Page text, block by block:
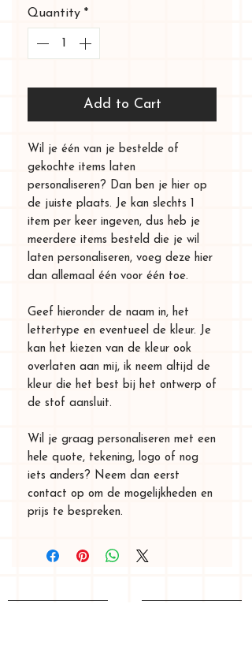
Quantity *
Add to Cart
Wil je één van je bestelde of
gekochte items laten
personaliseren? Dan ben je hier op
de juiste plaats. Je kan slechts 1
item per keer ingeven, dus heb je
meerdere items besteld die je wil
laten personaliseren, voeg deze hier
dan allemaal één voor één toe.
Geef hieronder de naam in, het
lettertype en eventueel de kleur. Je
kan het kiezen van de kleur ook
overlaten aan mij, ik neem altijd de
kleur die het best bij het ontwerp of
de stof aansluit.
Wil je graag personaliseren met een
hele quote, tekening, logo of nog
iets anders? Neem dan eerst
contact op om de mogelijkheden en
prijs te bespreken.